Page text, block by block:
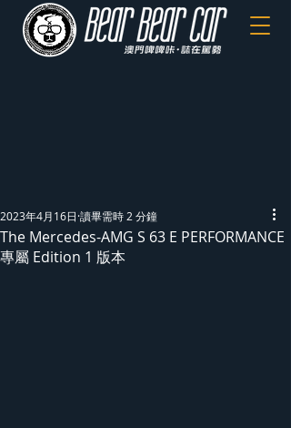
The Mercedes-AMG S 63 E PERFORMANCE
專屬 Edition 1 版本
2023年4月16日 讀畢需時 2 分鐘